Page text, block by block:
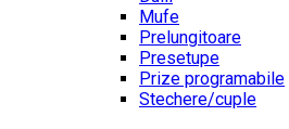
Mufe
Prelungitoare
Presetupe
Prize programabile
Stechere/cuple